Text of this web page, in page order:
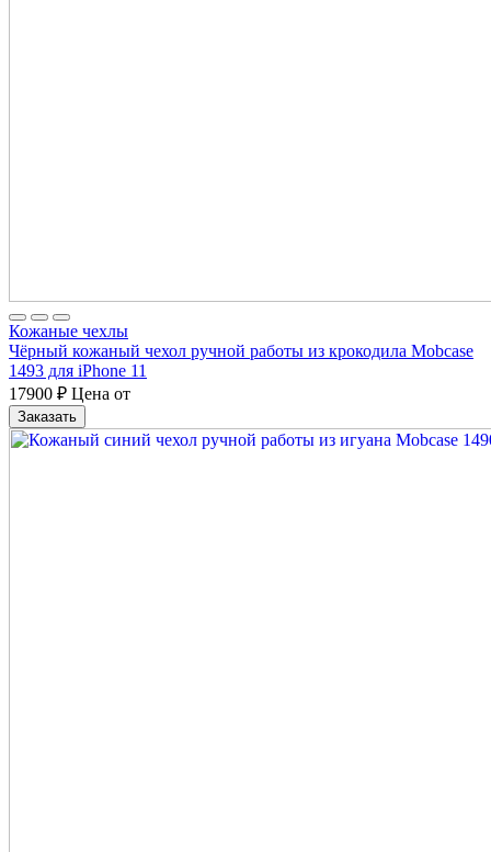
Кожаные чехлы
Чёрный кожаный чехол ручной работы из крокодила Mobcase
1493 для iPhone 11
17900 ₽ Цена от
Заказать